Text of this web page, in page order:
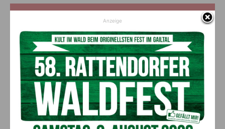
AKTUELLES
„Sein Charakter bleibt unersetzbar“ –
Fußballverein nimmt Abschied
Aktuell 7. August 2026
Bargeld im Bankomaten vergessen –
Polizei bittet um Hinweise
Aktuell 7. August 2026
Anzeige